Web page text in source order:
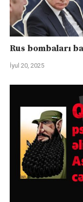
Rus bombaları
İyul 20, 2025